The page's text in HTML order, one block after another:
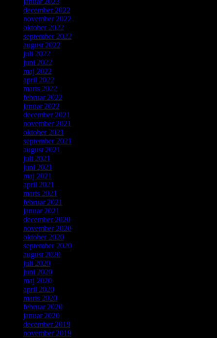
december 2022
november 2022
oktober 2022
september 2022
august 2022
juli 2022
juni 2022
maj 2022
april 2022
marts 2022
februar 2022
januar 2022
december 2021
november 2021
oktober 2021
september 2021
august 2021
juli 2021
juni 2021
maj 2021
april 2021
marts 2021
februar 2021
januar 2021
december 2020
november 2020
oktober 2020
september 2020
august 2020
juli 2020
juni 2020
maj 2020
april 2020
marts 2020
februar 2020
januar 2020
december 2019
november 2019